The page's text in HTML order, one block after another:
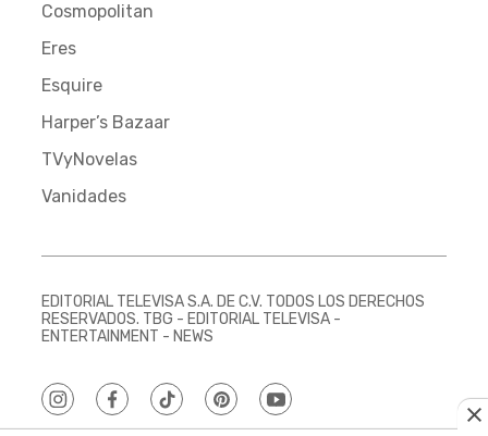
Cosmopolitan
Eres
Esquire
Harper’s Bazaar
TVyNovelas
Vanidades
EDITORIAL TELEVISA S.A. DE C.V. TODOS LOS DERECHOS
RESERVADOS. TBG - EDITORIAL TELEVISA -
ENTERTAINMENT - NEWS
instagramfacebooktiktokpinterestyoutube